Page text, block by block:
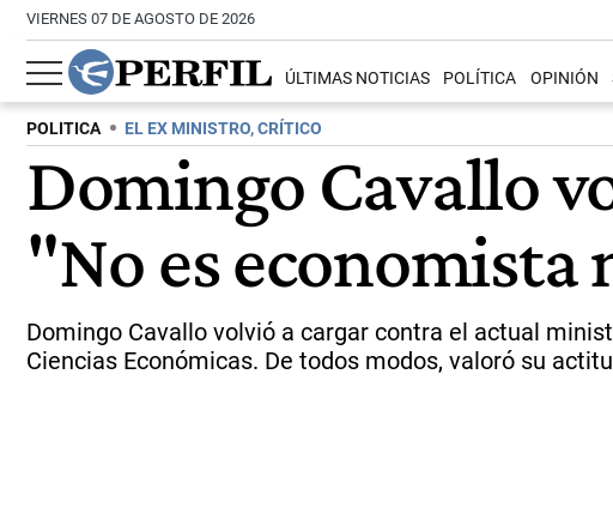
VIERNES 07 DE AGOSTO DE 2026
ÚLTIMAS NOTICIAS POLÍTICA OPINIÓN
POLITICA EL EX MINISTRO, CRÍTICO
Domingo Cavallo
"No es
Domingo Cavallo volvió a cargar contra el actual
Ciencias Económicas. De todos modos, valoró su